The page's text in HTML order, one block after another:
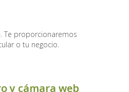
. Te proporcionaremos
o tu negocio.
y cámara web